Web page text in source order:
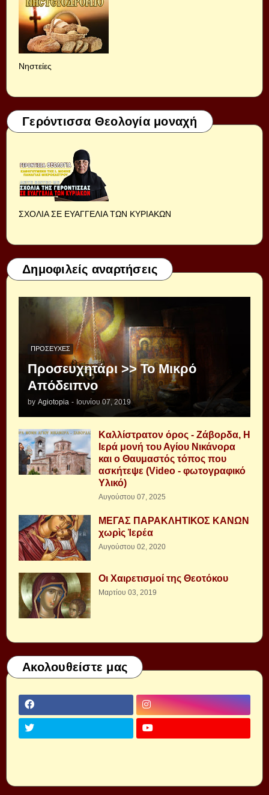
Νηστείες
Γερόντισσα Θεολογία μοναχή
ΣΧΟΛΙΑ ΣΕ ΕΥΑΓΓΕΛΙΑ ΤΩΝ ΚΥΡΙΑΚΩΝ
Δημοφιλείς αναρτήσεις
ΠΡΟΣΕΥΧΈΣ
Προσευχητάρι >> Το Μικρό
Απόδειπνο
by Agiotopia - Ιουνίου 07, 2019
Καλλίστρατον όρος - Ζάβορδα, Η
Ιερά μονή του Αγίου Νικάνορα
και ο Θαυμαστός τόπος που
ασκήτεψε (Video - φωτογραφικό
Υλικό)
Αυγούστου 07, 2025
ΜΕΓΑΣ ΠΑΡΑΚΛΗΤΙΚΟΣ ΚΑΝΩΝ
χωρὶς Ἱερέα
Αυγούστου 02, 2020
Οι Χαιρετισμοί της Θεοτόκου
Μαρτίου 03, 2019
Ακολουθείστε μας